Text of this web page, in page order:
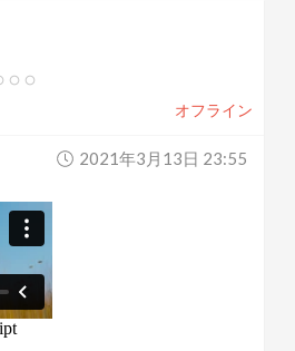
オフライン
2021年3月13日 23:55